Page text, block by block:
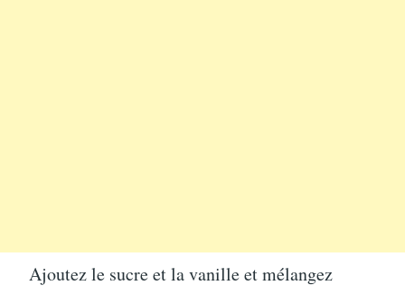
Ajoutez le sucre et la vanille et mélangez